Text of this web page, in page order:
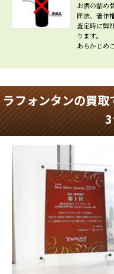
お酒の詰め
匠法、著作
査定時に弊
ります。
あらかじめ
ラフォンタンの買